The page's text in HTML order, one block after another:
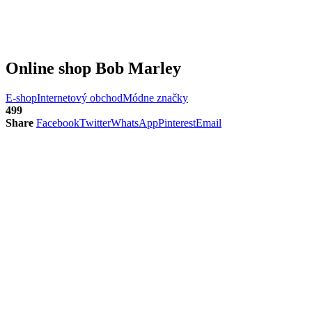
Online shop Bob Marley
E-shopInternetový obchodMódne značky
499
Share FacebookTwitterWhatsAppPinterestEmail